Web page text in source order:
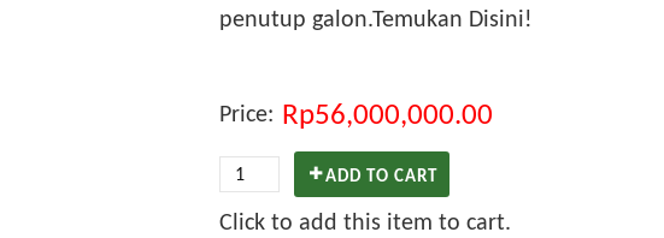
penutup galon.Temukan Disini!
Price: Rp56,000,000.00
ADD TO CART
Click to add this item to cart.